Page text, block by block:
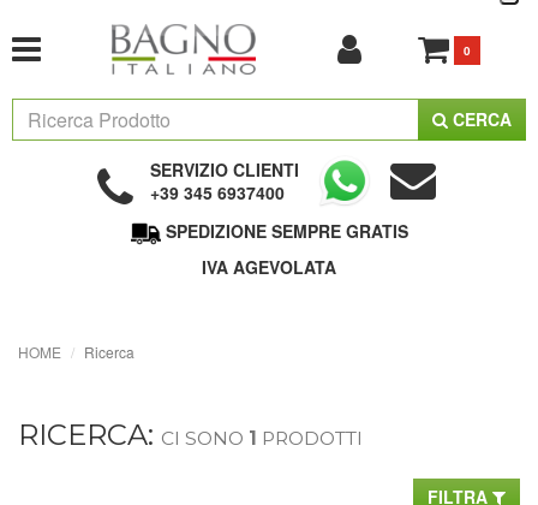
0
CERCA
SERVIZIO CLIENTI
+39 345 6937400
SPEDIZIONE SEMPRE GRATIS
IVA AGEVOLATA
HOME Ricerca
RICERCA: CI SONO 1 PRODOTTI
FILTRA